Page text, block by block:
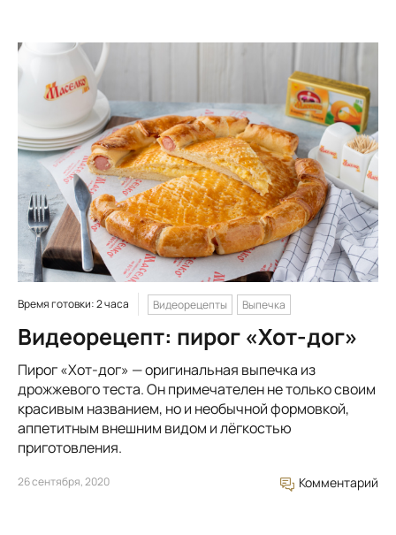
Время готовки: 2 часа Видеорецепты Выпечка
Видеорецепт: пирог «Хот-дог»
Пирог «Хот-дог» — оригинальная выпечка из
дрожжевого теста. Он примечателен не только своим
красивым названием, но и необычной формовкой,
аппетитным внешним видом и лёгкостью
приготовления.
26 сентября, 2020 Комментарий